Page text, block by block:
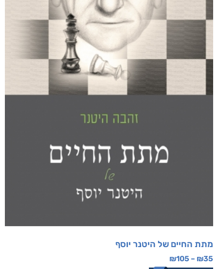
מתת החיים של היטנר יוסף
₪35
–
₪105